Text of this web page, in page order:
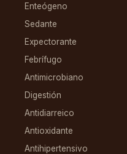
Enteógeno
Sedante
Expectorante
Febrífugo
Antimicrobiano
Digestión
Antidiarreico
Antioxidante
Antihipertensivo